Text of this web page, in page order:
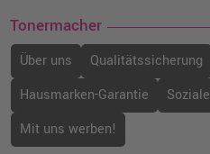
Tonermacher
Über uns Qualitätssicherung
Hausmarken-Garantie
Mit uns werben!